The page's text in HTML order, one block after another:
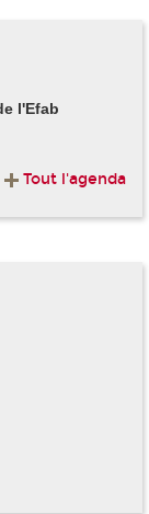
l'Efab
Tout l'agenda